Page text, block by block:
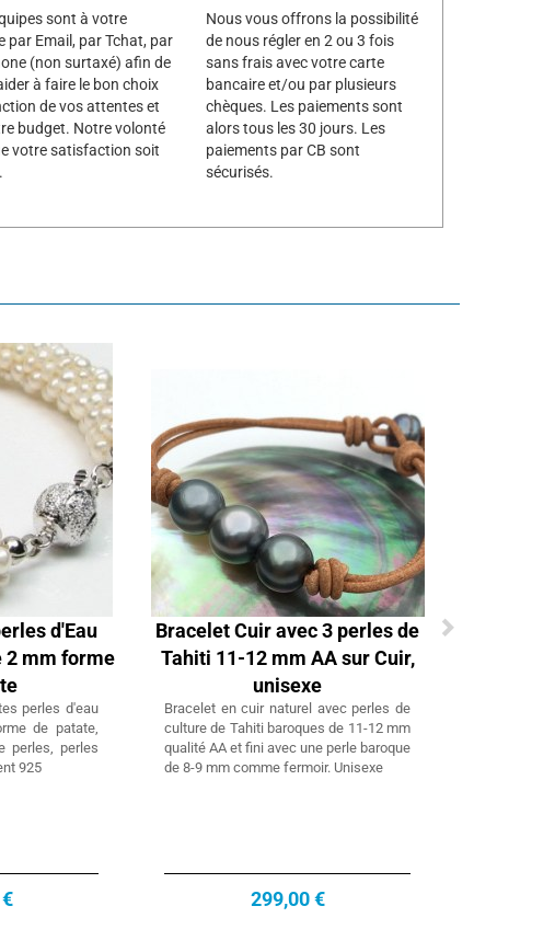
sont à votre
par Email, par Tchat, par
(non surtaxé) afin de
à faire le bon choix
de vos attentes et
budget. Notre volonté
votre satisfaction soit
Nous vous offrons la possibilité
de nous régler en 2 ou 3 fois
sans frais avec votre carte
bancaire et/ou par plusieurs
chèques. Les paiements sont
alors tous les 30 jours. Les
paiements par CB sont
sécurisés.
d'Eau
2 mm forme
perles d'eau
de patate,
perles, perles
925
Bracelet Cuir avec 3 perles de
Tahiti 11-12 mm AA sur Cuir,
unisexe
Bracelet en cuir naturel avec perles de
culture de Tahiti baroques de 11-12 mm
qualité AA et fini avec une perle baroque
de 8-9 mm comme fermoir. Unisexe
299,00 €